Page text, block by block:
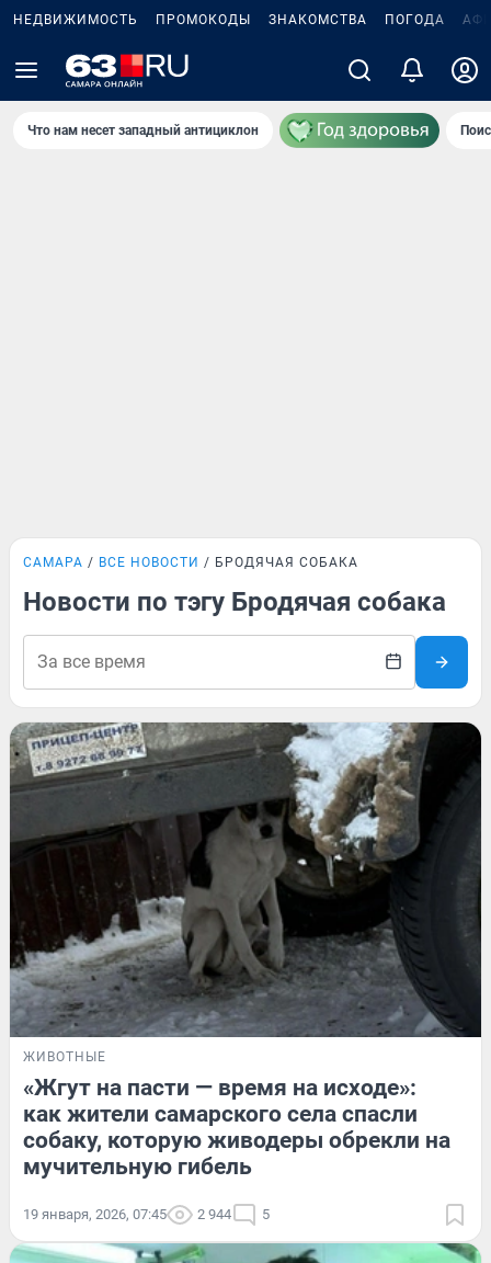
НЕДВИЖИМОСТЬ ПРОМОКОДЫ ЗНАКОМСТВА ПОГОДА
Что нам несет западный антициклон
САМАРА ВСЕ НОВОСТИ БРОДЯЧАЯ СОБАКА
Новости по тэгу Бродячая собака
ЖИВОТНЫЕ
«Жгут на пасти — время на исходе»:
как жители самарского села спасли
собаку, которую живодеры обрекли на
мучительную гибель
19 января, 2026, 07:45 2 944 5